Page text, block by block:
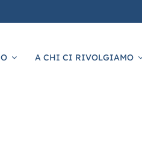
A CHI CI RIVOLGIAMO